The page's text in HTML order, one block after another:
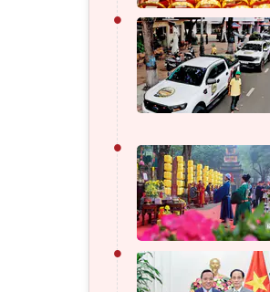
•
•
•